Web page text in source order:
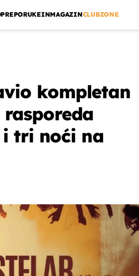
PREPORUKEINMAGAZINCLUBZONE
kompletan
tri noći na